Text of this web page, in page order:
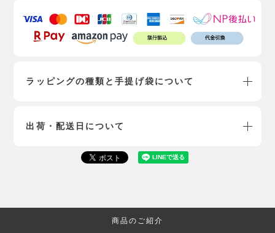
ラッピングの種類と手提げ袋について
出荷・配送日について
商品のご紹介